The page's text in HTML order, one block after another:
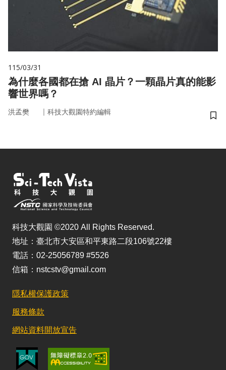
115/03/31
為什麼各國都在搶 AI 晶片？一顆晶片真的能影
響世界嗎？
洪孟樊 ｜ 科技大觀園特約編輯
儲
科技大觀園 ©2020 All Rights Reserved.
地址：臺北市大安區和平東路二段106號22樓
電話：02-25056789 #5526
信箱：nstcstv@gmail.com
隱私權保護政策
服務條款
網站資料開放宣告